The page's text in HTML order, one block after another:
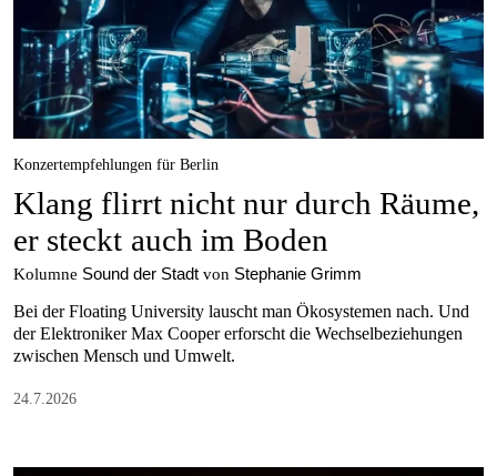
Konzertempfehlungen für Berlin
Klang flirrt nicht nur durch Räume,
er steckt auch im Boden
Kolumne Sound der Stadt von Stephanie Grimm
Bei der Floating University lauscht man Ökosystemen nach. Und
der Elektroniker Max Cooper erforscht die Wechselbeziehungen
zwischen Mensch und Umwelt.
24.7.2026